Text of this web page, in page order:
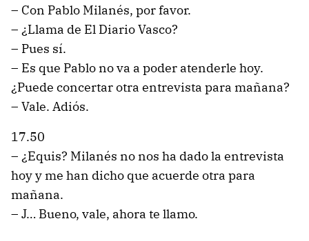
– Con Pablo Milanés, por favor.
– ¿Llama de El Diario Vasco?
– Pues sí.
– Es que Pablo no va a poder atenderle hoy.
¿Puede concertar otra entrevista para mañana?
– Vale. Adiós.
17.50
– ¿Equis? Milanés no nos ha dado la entrevista
hoy y me han dicho que acuerde otra para
mañana.
– J… Bueno, vale, ahora te llamo.